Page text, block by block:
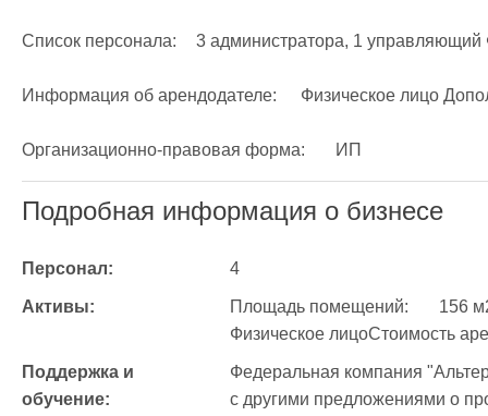
Список персонала:	3 администратора, 1 управляющий Фонд з/п:	100 000  /мес.
Информация об арендодателе:	Физическое лицо Дополнительная информация о помещениях:
Организационно-правовая форма:	ИП
Подробная информация о бизнесе
Персонал: 4
Активы: Площадь помещений:	156 м2Информация об арендодателе:
Поддержка и
обучение:
Федеральная компания
с другими предложениями о